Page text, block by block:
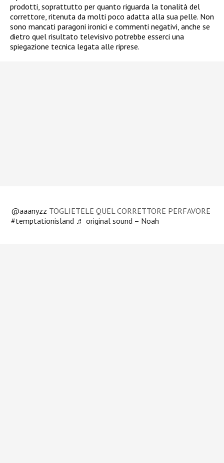
prodotti, soprattutto per quanto riguarda la tonalità del
correttore, ritenuta da molti poco adatta alla sua pelle. Non
sono mancati paragoni ironici e commenti negativi, anche se
dietro quel risultato televisivo potrebbe esserci una
spiegazione tecnica legata alle riprese.
@aaanyzz TOGLIETELE QUEL CORRETTORE PERFAVORE
#temptationisland ♬ original sound – Noah